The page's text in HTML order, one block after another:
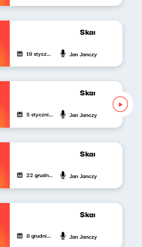
Skandynawskim
19 stycznia 2024 Jan Janczy
Skandynawskim
5 stycznia 2024 Jan Janczy
Skandynawskim
22 grudnia 2023 Jan Janczy
Skandynawskim
8 grudnia 2023 Jan Janczy